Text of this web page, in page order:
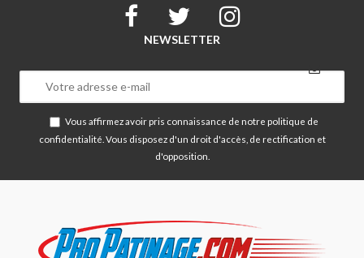
NEWSLETTER
Vous affirmez avoir pris connaissance de notre politique de
confidentialité . Vous disposez d'un droit d'accès, de rectification et
d'opposition.